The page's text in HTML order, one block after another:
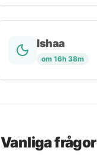
Ishaa
om 16h 38m
Vanliga frågor